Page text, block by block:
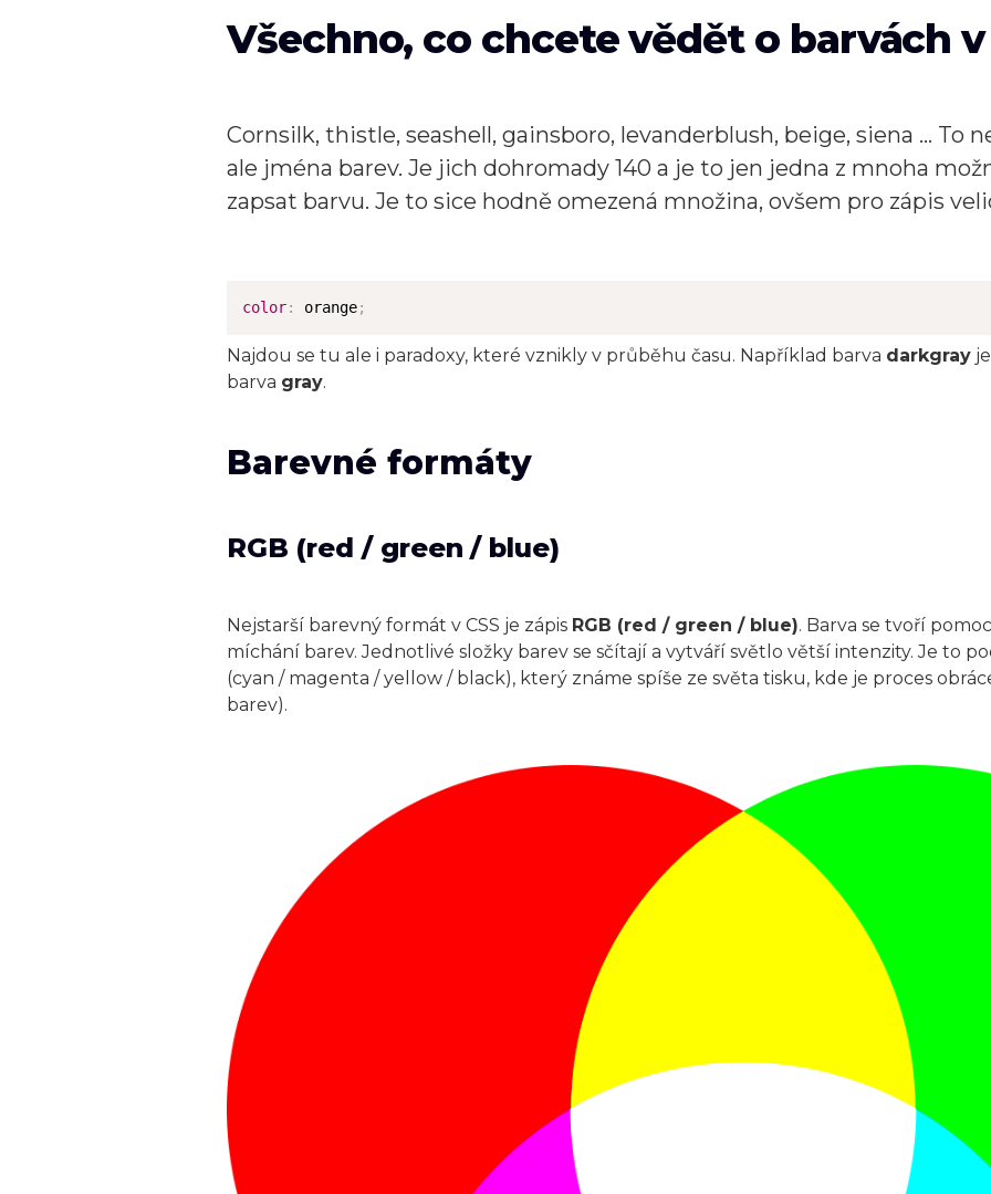
Všechno, co chcete vědět o barvách v
Cornsilk, thistle, seashell, gainsboro, levanderblush, beige, siena ... To
ale jména barev. Je jich dohromady 140 a je to jen jedna z mnoha
zapsat barvu. Je to sice hodně omezená množina, ovšem pro zápis
color: orange;
Najdou se tu ale i paradoxy, které vznikly v průběhu času. Například barva darkgray
barva gray.
Barevné formáty
RGB (red / green / blue)
Nejstarší barevný formát v CSS je zápis RGB (red / green / blue). Barva se tvoří
míchání barev. Jednotlivé složky barev se sčítají a vytváří světlo větší intenzity. Je to
(cyan / magenta / yellow / black), který známe spíše ze světa tisku, kde je proces
barev).